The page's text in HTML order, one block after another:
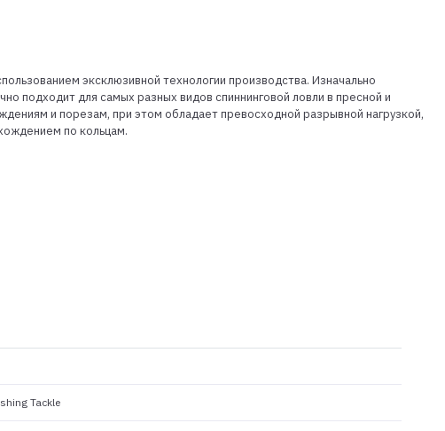
эксклюзивной технологии производства. Изначально
подходит для самых разных видов спиннинговой ловли в пресной и
и порезам, при этом обладает превосходной разрывной нагрузкой,
по кольцам.
Tackle